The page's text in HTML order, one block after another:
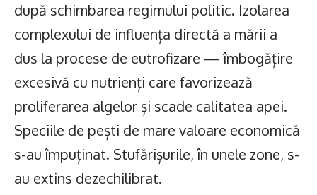
după schimbarea regimului politic. Izolarea
complexului de influența directă a mării a
dus la procese de eutrofizare — îmbogățire
excesivă cu nutrienți care favorizează
proliferarea algelor și scade calitatea apei.
Speciile de pești de mare valoare economică
s-au împuținat. Stufărișurile, în unele zone, s-
au extins dezechilibrat.